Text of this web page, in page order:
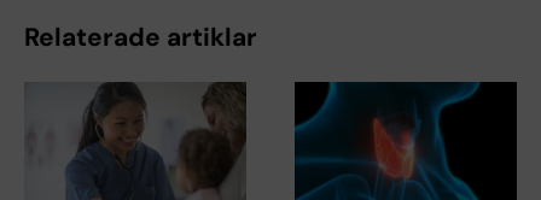
Relaterade artiklar